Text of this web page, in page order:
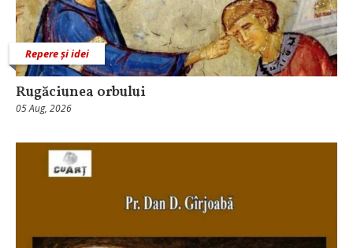
Repere și idei
Rugăciunea orbului
05 Aug, 2026